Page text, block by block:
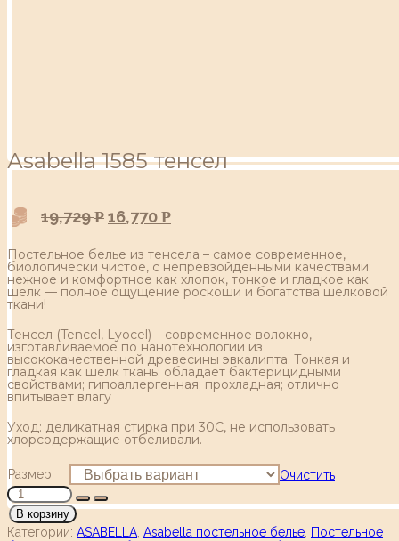
Аsabella 1585 тенсел
19,729Р 16,770 Р
Постельное белье из тенсела – самое современное,
биологически чистое, с непревзойдёнными качествами:
нежное и комфортное как хлопок, тонкое и гладкое как
шёлк — полное ощущение роскоши и богатства шелковой
ткани!
Тенсел (Tencel, Lyocel) – современное волокно,
изготавливаемое по нанотехнологии из
высококачественной древесины эвкалипта. Тонкая и
гладкая как шёлк ткань; обладает бактерицидными
свойствами; гипоаллергенная; прохладная; отлично
впитывает влагу
Уход: деликатная стирка при 30С, не использовать
хлорсодержащие отбеливали.
Размер Очистить
В корзину
Категории: ASABELLA Asabella постельное белье Постельное